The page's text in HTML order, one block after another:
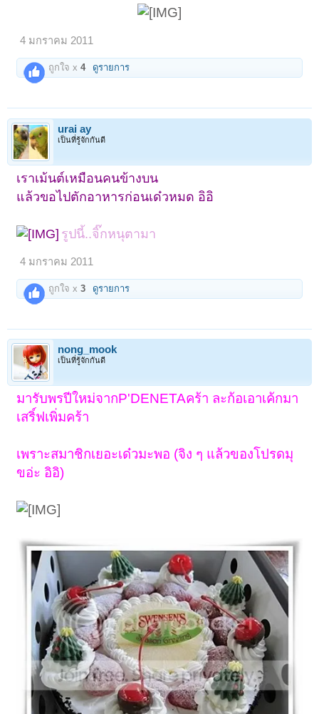
4 มกราคม 2011
ถูกใจ x4 ดูรายการ
urai ay
เป็นที่รู้จักกันดี
เราเม้นต์เหมือนคนข้างบน
แล้วขอไปตักอาหารก่อนเด๋วหมด อิอิ
รูปนี้..จิ๊กหนุตามา
4 มกราคม 2011
ถูกใจ x3 ดูรายการ
nong_mook
เป็นที่รู้จักกันดี
มารับพรปีใหม่จากP'DENETAคร้า ละก้อเอาเค้กมา
เสริ์ฟเพิ่มคร้า
เพราะสมาชิกเยอะเด๋วมะพอ (จิง ๆ แล้วของโปรดมุ
ขอ่ะ อิอิ)